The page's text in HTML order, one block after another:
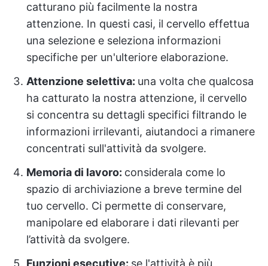
catturano più facilmente la nostra
attenzione. In questi casi, il cervello effettua
una selezione e seleziona informazioni
specifiche per un'ulteriore elaborazione.
Attenzione selettiva: una volta che qualcosa
ha catturato la nostra attenzione, il cervello
si concentra su dettagli specifici filtrando le
informazioni irrilevanti, aiutandoci a rimanere
concentrati sull'attività da svolgere.
Memoria di lavoro: considerala come lo
spazio di archiviazione a breve termine del
tuo cervello. Ci permette di conservare,
manipolare ed elaborare i dati rilevanti per
l’attività da svolgere.
Funzioni esecutive: se l'attività è più